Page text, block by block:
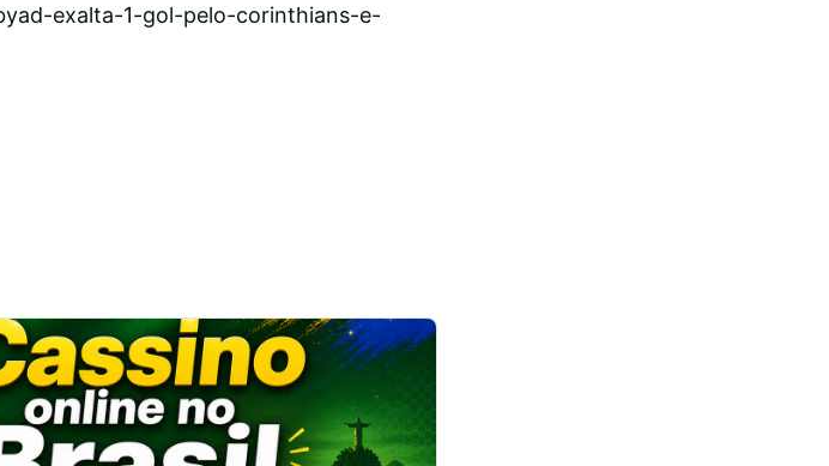
exalta-1-gol-pelo-corinthians-e-